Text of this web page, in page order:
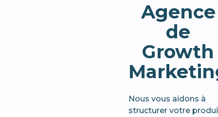
Agence
de
Growth
Nous vous aidons à
structurer votre